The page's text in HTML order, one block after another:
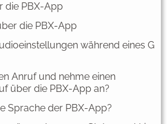
die PBX-App
die PBX-App
während eines G
Anruf und nehme einen
über die PBX-App an?
Sprache der PBX-App?